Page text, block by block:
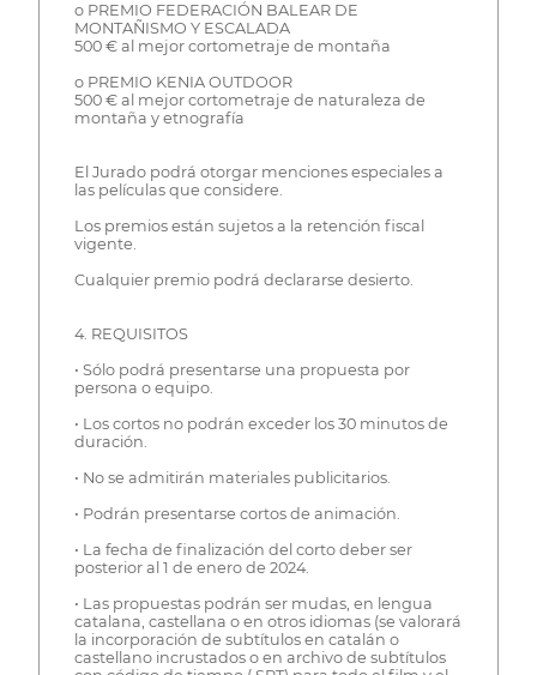
o PREMIO FEDERACIÓN BALEAR DE
MONTAÑISMO Y ESCALADA
500 € al mejor cortometraje de montaña
o PREMIO KENIA OUTDOOR
500 € al mejor cortometraje de naturaleza de
montaña y etnografía
El Jurado podrá otorgar menciones especiales a
las películas que considere.
Los premios están sujetos a la retención fiscal
vigente.
Cualquier premio podrá declararse desierto.
4. REQUISITOS
• Sólo podrá presentarse una propuesta por
persona o equipo.
• Los cortos no podrán exceder los 30 minutos de
duración.
• No se admitirán materiales publicitarios.
• Podrán presentarse cortos de animación.
• La fecha de finalización del corto deber ser
posterior al 1 de enero de 2024.
• Las propuestas podrán ser mudas, en lengua
catalana, castellana o en otros idiomas (se valorará
la incorporación de subtítulos en catalán o
castellano incrustados o en archivo de subtítulos